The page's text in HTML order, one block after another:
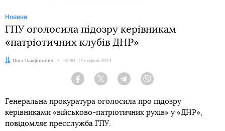
Новини
ГПУ оголосила підозру керівникам
«патріотичних клубів ДНР»
Автор:
Олег Панфілович Дата:
20:30, 12 серпня 2019
Facebook Twitter Telegram
Генеральна прокуратура оголосила про підозру
керівниками «військово-патріотичних рухів» у «ДНР»,
повідомляє пресслужба ГПУ.